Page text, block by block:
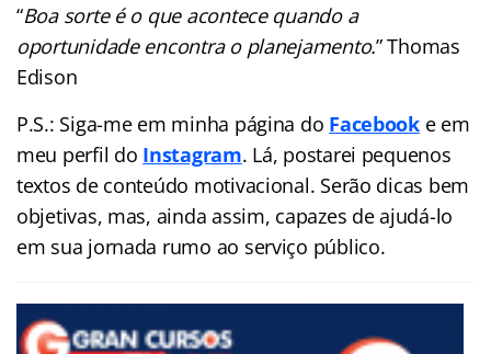
“Boa sorte é o que acontece quando a
oportunidade encontra o planejamento.” Thomas
Edison
P.S.: Siga-me em minha página do Facebooke em
meu perfil do Instagram. Lá, postarei pequenos
textos de conteúdo motivacional. Serão dicas bem
objetivas, mas, ainda assim, capazes de ajudá-lo
em sua jornada rumo ao serviço público.